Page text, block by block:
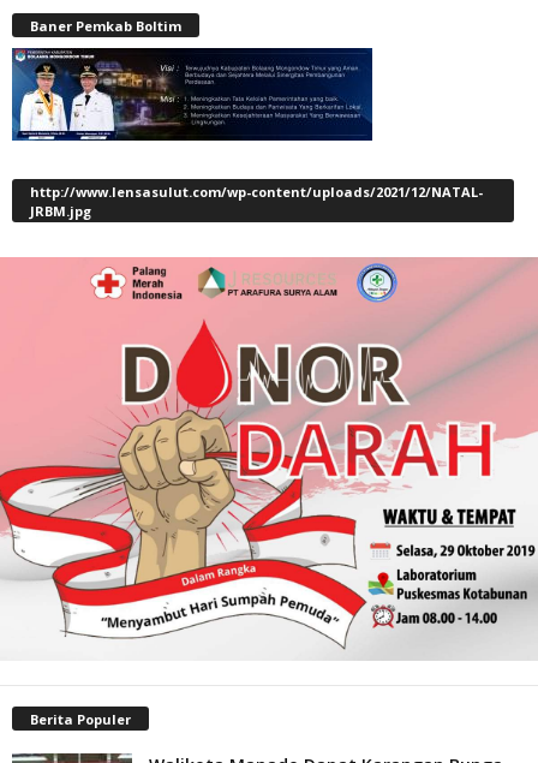
Baner Pemkab Boltim
http://www.lensasulut.com/wp-content/uploads/2021/12/NATAL-
JRBM.jpg
Berita Populer